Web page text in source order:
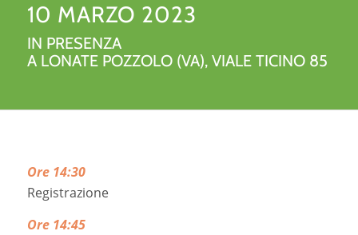
10 MARZO 2023
IN PRESENZA
A LONATE POZZOLO (VA), VIALE TICINO 85
Ore 14:30
Registrazione
Ore 14:45